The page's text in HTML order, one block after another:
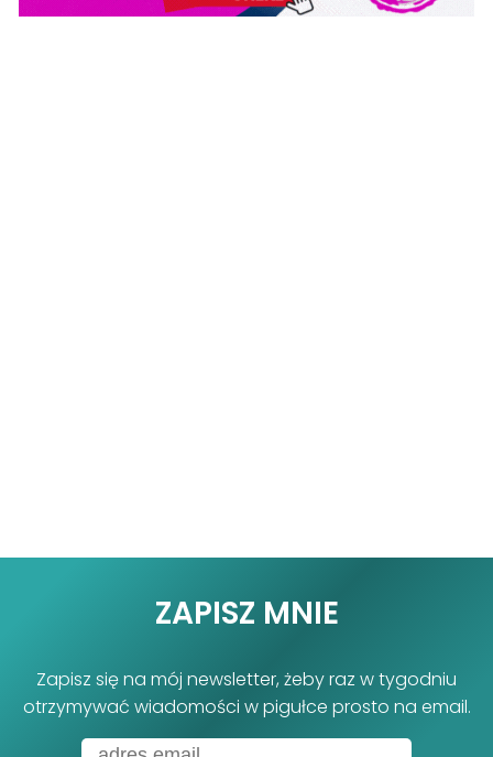
ZAPISZ MNIE
Zapisz się na mój newsletter, żeby raz w tygodniu
otrzymywać wiadomości w pigułce prosto na email.